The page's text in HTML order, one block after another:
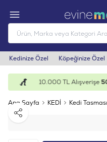
Kedinize Özel Köpeğinize Özel
10.000 TL Alışverişe
Ana Sayfa KEDİ Kedi Tasması
Paylaş